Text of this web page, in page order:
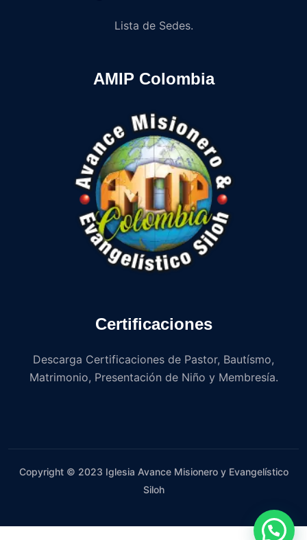
Lista de Sedes.
AMIP Colombia
Certificaciones
Descarga Certificaciones de Pastor, Bautísmo,
Matrimonio, Presentación de Niño y Membresía.
Copyright © 2023 Iglesia Avance Misionero y Evangelístico
Siloh